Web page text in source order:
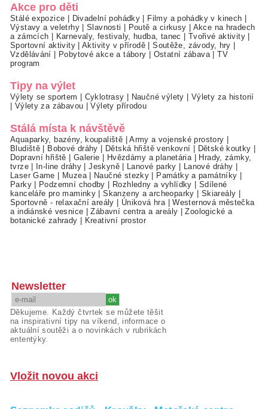
Akce pro děti
Stálé expozice Divadelní pohádky Filmy a pohádky v kinech
Výstavy a veletrhy|Slavnosti Poutě a cirkusy
Akce na hradech
a zámcích
Karnevaly, festivaly, hudba, tanec Tvořivé aktivity
Sportovní aktivity|Aktivity v přírodě |Soutěže, závody, hry
Vzdělávání
Pobytové akce a tábory Ostatní zábava|TV
program
Tipy na výlet
Výlety se sportem Cyklotrasy Naučné výlety
Výlety za historií
Výlety za zábavou |Výlety přírodou
Stálá místa k návštěvě
Aquaparky, bazény, koupaliště |Army a vojenské prostory
Bludiště
Bobové dráhy Dětská hřiště venkovní Dětské koutky
Dopravní hřiště
Galerie Hvězdárny a planetária|
Hrady, zámky,
tvrze| In-line dráhy |Jeskyně| Lanové parky Lanové dráhy
Laser Game
Muzea| Naučné stezky Památky a památníky
Parky| Podzemní chodby Rozhledny a vyhlídky
Sdílené
kanceláře pro maminky |Skanzeny a archeoparky Skiareály
Sportovně - relaxační areály
Úniková hra|Westernová městečka
a indiánské vesnice |Zábavní centra a areály |Zoologické a
botanické zahrady
Kreativní prostor
Newsletter
Děkujeme. Každý čtvrtek se můžete těšit
na inspirativní tipy na víkend, informace o
aktuální soutěži a o novinkách v rubrikách
ententýky.
Vložit novou akci